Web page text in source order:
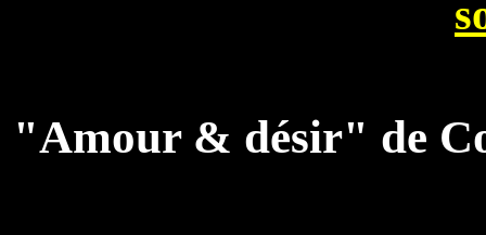
"Amour & désir" de